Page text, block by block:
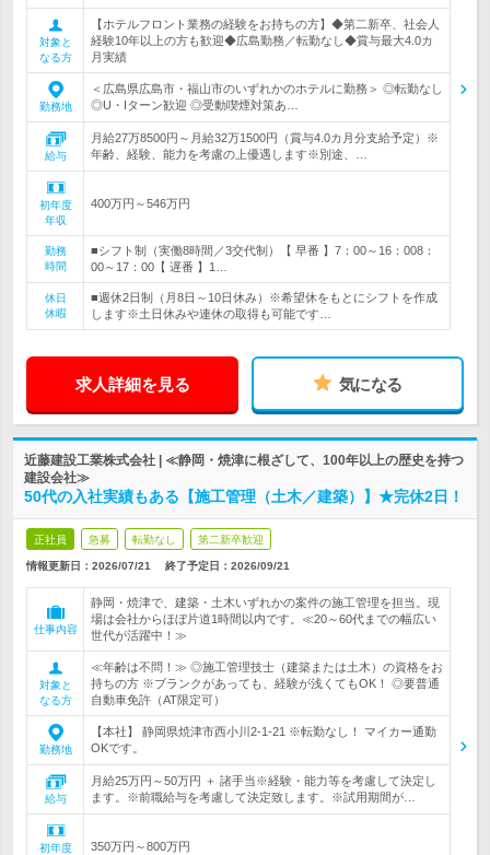
対象と
なる方
【ホテルフロント業務の経験をお持ちの方】◆第二新卒、社会人
経験10年以上の方も歓迎◆広島勤務／転勤なし◆賞与最大4.0カ
月実績
勤務地
＜広島県広島市・福山市のいずれかのホテルに勤務＞ ◎転勤なし
◎U・Iターン歓迎 ◎受動喫煙対策あ…
給与
月給27万8500円～月給32万1500円（賞与4.0カ月分支給予定）※
年齢、経験、能力を考慮の上優遇します※別途、…
初年度
年収
400万円～546万円
勤務
時間
■シフト制（実働8時間／3交代制）【 早番 】7：00～16：008：
00～17：00【 遅番 】1…
休日
休暇
■週休2日制（月8日～10日休み）※希望休をもとにシフトを作成
します※土日休みや連休の取得も可能です…
求人詳細を見る 気になる
近藤建設工業株式会社 | ≪静岡・焼津に根ざして、100年以上の歴史を持つ
建設会社≫
50代の入社実績もある【施工管理（土木／建築）】★完休2日！
正社員 急募 転勤なし 第二新卒歓迎
情報更新日：2026/07/21 終了予定日： 2026/09/21
仕事内容
静岡・焼津で、建築・土木いずれかの案件の施工管理を担当。現
場は会社からほぼ片道1時間以内です。≪20～60代までの幅広い
世代が活躍中！≫
対象と
なる方
≪年齢は不問！≫ ◎施工管理技士（建築または土木）の資格をお
持ちの方 ※ブランクがあっても、経験が浅くてもOK！ ◎要普通
自動車免許（AT限定可）
勤務地
【本社】 静岡県焼津市西小川2-1-21 ※転勤なし！ マイカー通勤
OKです。
給与
月給25万円～50万円 ＋ 諸手当※経験・能力等を考慮して決定し
ます。※前職給与を考慮して決定致します。※試用期間が…
初年度
350万円～800万円